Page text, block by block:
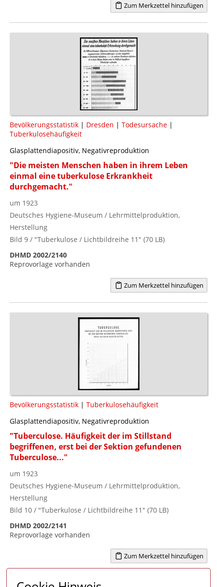
Zum Merkzettel hinzufügen
Bevölkerungsstatistik | Dresden | Todesursache |
Tuberkulosehäufigkeit
Glasplattendiapositiv, Negativreproduktion
"Die meisten Menschen haben in ihrem Leben
einmal eine tuberkulose Erkrankheit
durchgemacht."
um 1923
Deutsches Hygiene-Museum / Lehrmittelproduktion,
Herstellung
Bild 9 / "Tuberkulose / Lichtbildreihe 11" (70 LB)
DHMD 2002/2140
Reprovorlage vorhanden
Zum Merkzettel hinzufügen
Bevölkerungsstatistik | Tuberkulosehäufigkeit
Glasplattendiapositiv, Negativreproduktion
"Tuberculose. Häufigkeit der im Stillstand
begriffenen, erst bei der Sektion gefundenen
Tuberculose..."
um 1923
Deutsches Hygiene-Museum / Lehrmittelproduktion,
Herstellung
Bild 10 / "Tuberkulose / Lichtbildreihe 11" (70 LB)
DHMD 2002/2141
Reprovorlage vorhanden
Zum Merkzettel hinzufügen